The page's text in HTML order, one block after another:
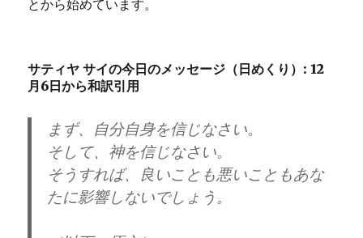
とから始めています。
サティヤ サイの今日のメッセージ（日めくり）: 12
月6日から和訳引用
まず、自分自身を信じなさい。
そして、神を信じなさい。
そうすれば、良いことも悪いこともあな
たに影響しないでしょう。